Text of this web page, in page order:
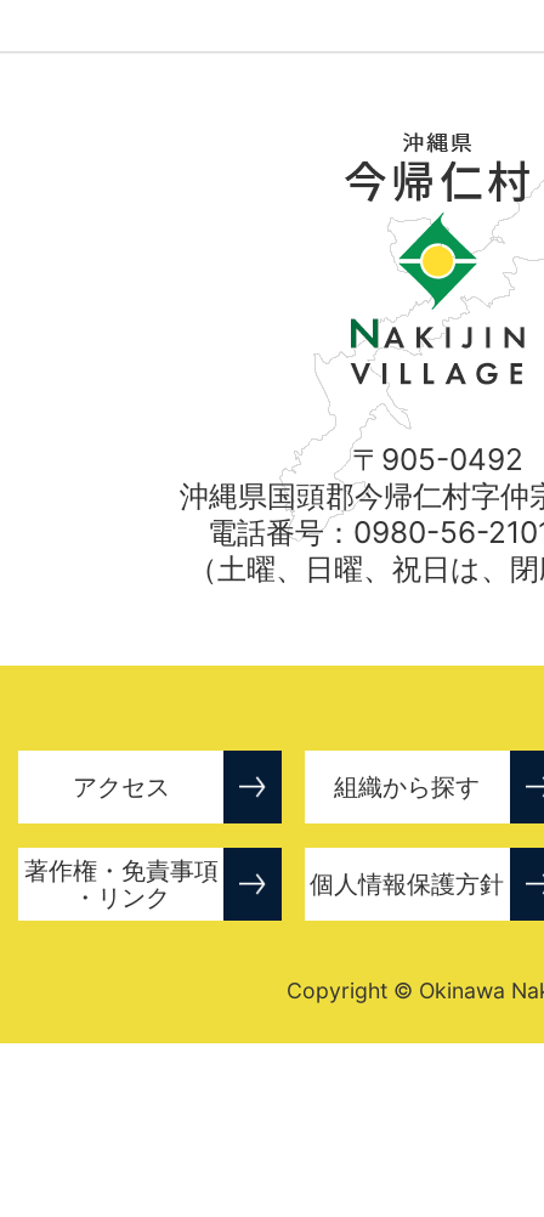
〒905-0492
沖縄県国頭郡今帰仁村字仲
電話番号：0980-56-
（土曜、日曜、祝日は、
アクセス 組織から探す
著作権・免責事項
・リンク
個人情報保護方針
Copyright © Okinawa